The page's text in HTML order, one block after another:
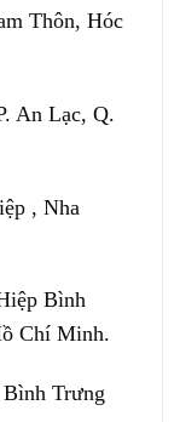
Thôn, Hóc
An Lạc, Q.
, Nha
Bình
Chí Minh.
Trưng